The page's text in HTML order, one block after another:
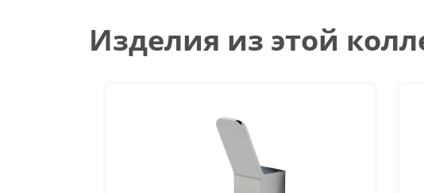
Изделия из этой